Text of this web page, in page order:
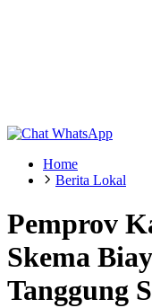
Home
Berita Lokal
Pemprov
Skema
Tanggung